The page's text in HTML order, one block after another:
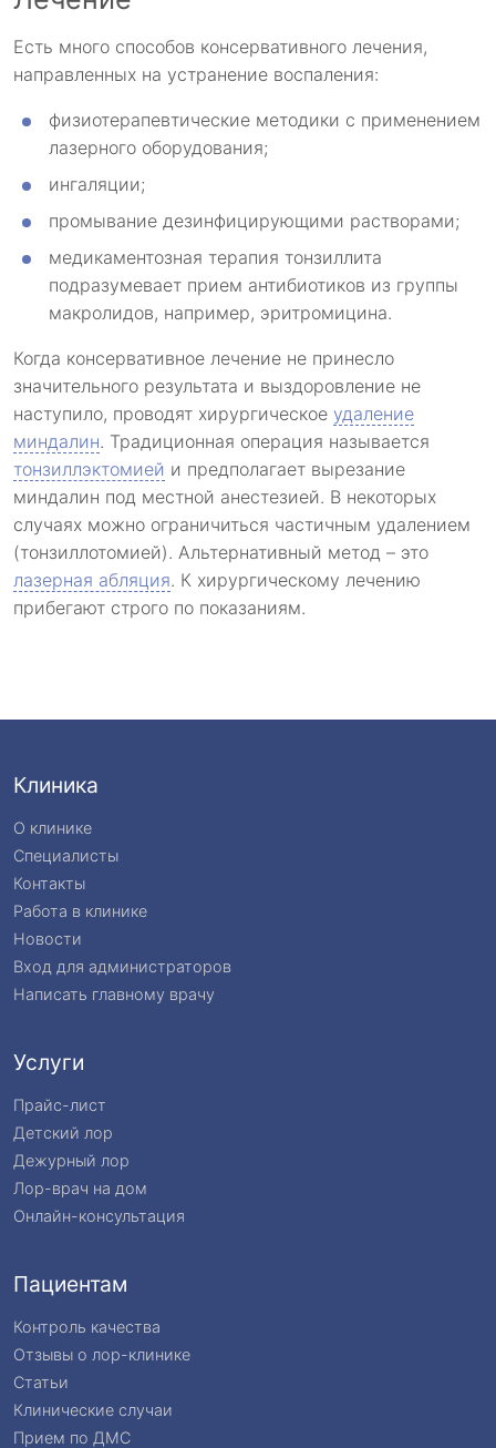
Есть много способов консервативного лечения,
направленных на устранение воспаления:
физиотерапевтические методики с применением
лазерного оборудования;
ингаляции;
промывание дезинфицирующими растворами;
медикаментозная терапия тонзиллита
подразумевает прием антибиотиков из группы
макролидов, например, эритромицина.
Когда консервативное лечение не принесло
значительного результата и выздоровление не
наступило, проводят хирургическое удаление
миндалин. Традиционная операция называется
тонзиллэктомией и предполагает вырезание
миндалин под местной анестезией. В некоторых
случаях можно ограничиться частичным удалением
(тонзиллотомией). Альтернативный метод – это
лазерная абляция. К хирургическому лечению
прибегают строго по показаниям.
Клиника
О клинике
Специалисты
Контакты
Работа в клинике
Новости
Вход для администраторов
Написать главному врачу
Услуги
Прайс-лист
Детский лор
Дежурный лор
Лор-врач на дом
Онлайн-консультация
Пациентам
Контроль качества
Отзывы о лор-клинике
Статьи
Клинические случаи
Прием по ДМС